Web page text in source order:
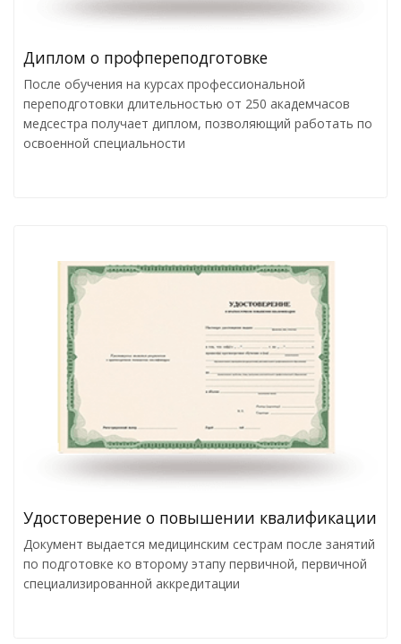
Диплом о профпереподготовке
После обучения на курсах профессиональной
переподготовки длительностью от 250 академчасов
медсестра получает диплом, позволяющий работать по
освоенной специальности
Удостоверение о повышении квалификации
Документ выдается медицинским сестрам после занятий
по подготовке ко второму этапу первичной, первичной
специализированной аккредитации